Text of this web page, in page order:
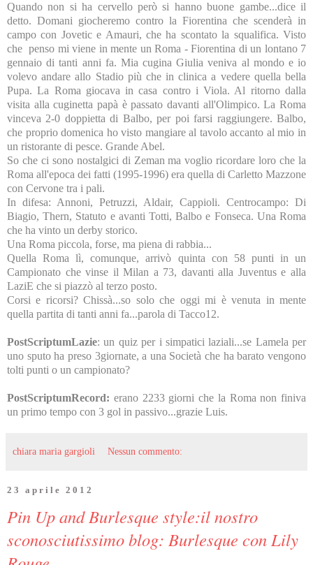
Quando non si ha cervello però si hanno buone gambe...dice il
detto. Domani giocheremo contro la Fiorentina che scenderà in
campo con Jovetic e Amauri, che ha scontato la squalifica. Visto
che penso mi viene in mente un Roma - Fiorentina di un lontano 7
gennaio di tanti anni fa. Mia cugina Giulia veniva al mondo e io
volevo andare allo Stadio più che in clinica a vedere quella bella
Pupa. La Roma giocava in casa contro i Viola. Al ritorno dalla
visita alla cuginetta papà è passato davanti all'Olimpico. La Roma
vinceva 2-0 doppietta di Balbo, per poi farsi raggiungere. Balbo,
che proprio domenica ho visto mangiare al tavolo accanto al mio in
un ristorante di pesce. Grande Abel.
So che ci sono nostalgici di Zeman ma voglio ricordare loro che la
Roma all'epoca dei fatti (1995-1996) era quella di Carletto Mazzone
con Cervone tra i pali.
In difesa: Annoni, Petruzzi, Aldair, Cappioli. Centrocampo: Di
Biagio, Thern, Statuto e avanti Totti, Balbo e Fonseca. Una Roma
che ha vinto un derby storico.
Una Roma piccola, forse, ma piena di rabbia...
Quella Roma lì, comunque, arrivò quinta con 58 punti in un
Campionato che vinse il Milan a 73, davanti alla Juventus e alla
LaziE che si piazzò al terzo posto.
Corsi e ricorsi? Chissà...so solo che oggi mi è venuta in mente
quella partita di tanti anni fa...parola di Tacco12.
PostScriptumLazie: un quiz per i simpatici laziali...se Lamela per
uno sputo ha preso 3giornate, a una Società che ha barato vengono
tolti punti o un campionato?
PostScriptumRecord: erano 2233 giorni che la Roma non finiva
un primo tempo con 3 gol in passivo...grazie Luis.
chiara maria gargioli Nessun commento:
23 aprile 2012
Pin Up and Burlesque style:il nostro
sconosciutissimo blog: Burlesque con Lily